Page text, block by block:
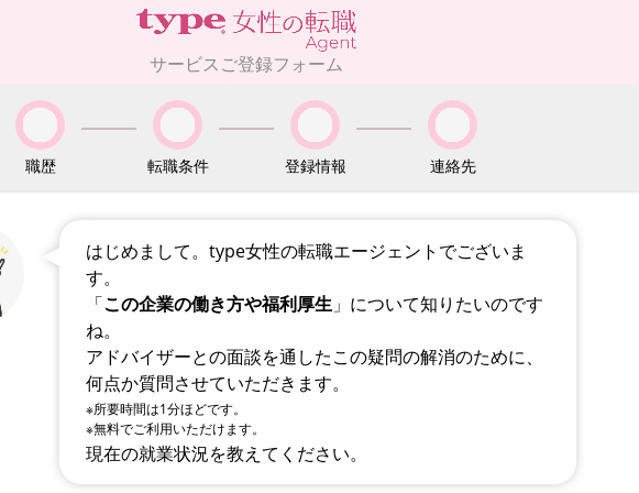
サービスご登録フォーム
職歴 転職条件 登録情報 連絡先
はじめまして。type女性の転職エージェントでございま
す。
「この企業の働き方や福利厚生 」について知りたいのです
ね。
アドバイザーとの面談を通したこの疑問の解消のために、
何点か質問させていただきます。
※所要時間は1分ほどです。
※無料でご利用いただけます。
現在の就業状況を教えてください。